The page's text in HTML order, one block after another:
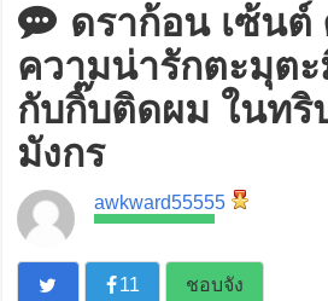
ดราก้อน เซ้นต์
ความน่ารักตะมุต
กับกิ๊บติดผม ในทริ
มังกร
awkward55555
11
ชอบจัง